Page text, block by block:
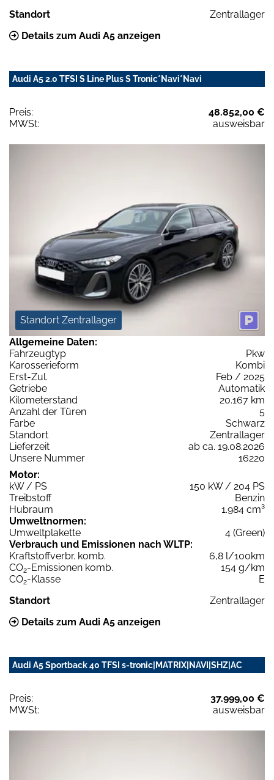
Standort
Zentrallager
Details zum Audi A5 anzeigen
Audi A5 2.0 TFSI S Line Plus S Tronic*Navi*Navi
Preis:
48.852,00 €
MWSt:
ausweisbar
Standort Zentrallager
Allgemeine Daten:
Fahrzeugtyp
Pkw
Karosserieform
Kombi
Erst-Zul.
Feb / 2025
Getriebe
Automatik
Kilometerstand
20.167 km
Anzahl der Türen
5
Farbe
Schwarz
Standort
Zentrallager
Lieferzeit
ab ca. 19.08.2026
Unsere Nummer
16220
Motor:
kW / PS
150 kW / 204 PS
Treibstoff
Benzin
Hubraum
1.984 cm³
Umweltnormen:
Umweltplakette
4 (Green)
Verbrauch und Emissionen nach WLTP:
Kraftstoffverbr. komb.
6,8 l/100km
CO2-Emissionen komb.
154 g/km
CO2-Klasse
E
Standort
Zentrallager
Details zum Audi A5 anzeigen
Audi A5 Sportback 40 TFSI s-tronic|MATRIX|NAVI|SHZ|AC
Preis:
37.999,00 €
MWSt:
ausweisbar